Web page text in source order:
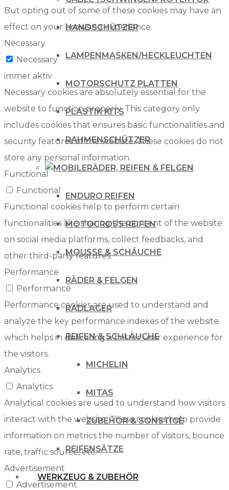
HANDSCHÜTZER
LAMPENMASKEN/HECKLEUCHTEN
MOTORSCHUTZ PLATTEN
PLASTIK KITS
RAHMENSCHÜTZER
RÄDER, REIFEN & FELGEN
ENDURO REIFEN
MOTOCROSS REIFEN
MOUSSE & SCHÄUCHE
RÄDER & FELGEN
RADLAGER
REIFEN & SCHLÄUCHE
MICHELIN
MITAS
ZUBEHÖR & SONSTIGE
REIFENSÄTZE
WERKZEUG & ZUBEHÖR
But opting out of some of these cookies may have an
effect on your browsing experience.
Necessary
Necessary
immer aktiv
Necessary cookies are absolutely essential for the
website to function properly. This category only
includes cookies that ensures basic functionalities and
security features of the website. These cookies do not
store any personal information.
Functional
Functional
Functional cookies help to perform certain
functionalities like sharing the content of the website
on social media platforms, collect feedbacks, and
other third-party features.
Performance
Performance
Performance cookies are used to understand and
analyze the key performance indexes of the website
which helps in delivering a better user experience for
the visitors.
Analytics
Analytics
Analytical cookies are used to understand how visitors
interact with the website. These cookies help provide
information on metrics the number of visitors, bounce
rate, traffic source, etc.
Advertisement
Advertisement